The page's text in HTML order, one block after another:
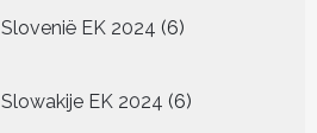
Slovenië EK 2024 66
Slowakije EK 2024 6
producten